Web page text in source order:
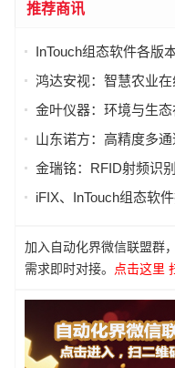
推荐商讯
InTouch组态软件各版
鸿达安视：智慧农业
金叶仪器：环境与生
山东诺方：高精度多
金瑞铭：RFID射频识
iFIX、InTouch组态软
加入自动化界微信联盟群
需求即时对接。
点击这里